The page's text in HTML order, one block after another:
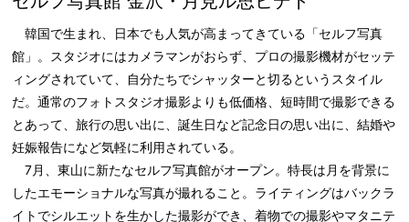
韓国で生まれ、日本でも人気が高まってきている「セルフ写真
館」。スタジオにはカメラマンがおらず、プロの撮影機材がセッテ
ィングされていて、自分たちでシャッターと切るというスタイル
だ。通常のフォトスタジオ撮影よりも低価格、短時間で撮影できる
とあって、旅行の思い出に、誕生日など記念日の思い出に、結婚や
妊娠報告になど気軽に利用されている。
7月、東山に新たなセルフ写真館がオープン。特長は月を背景に
したエモーショナルな写真が撮れること。ライティングはバックラ
イトでシルエットを生かした撮影ができ、着物での撮影やマタニテ